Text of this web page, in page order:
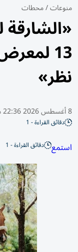
منوعات/محطات
«الشارقة
13
نظر»
8 أغسطس 2026 22:36 مساء
دقائق القراءة - 1
استمع دقائق القراءة - 1